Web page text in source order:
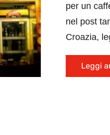
per un
nel post
Croazia,
Leggi